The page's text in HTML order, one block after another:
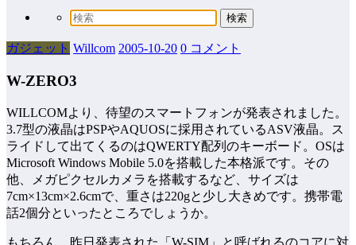
ガジェット Willcom 2005-10-20 0 コメント
W-ZERO3
WILLCOMより、待望のスマートフォンが発表されました。
3.7型の液晶はPSPやAQUOSに採用されているASV液晶。ス
ライドして出てくるのはQWERTY配列のキーボード。OSは
Microsoft Windows Mobile 5.0を搭載した本格派です。その
他、メガピクセルカメラを搭載するなど、サイズは
7cm×13cm×2.6cmで、重さは220gと少し大きめです。携帯電
話2個分といったところでしょうか。
もちろん、昨日発表された「W-SIM」と呼ばれるのコアに対